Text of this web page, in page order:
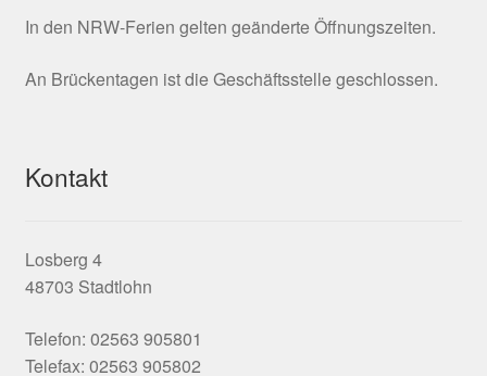
In den NRW-Ferien gelten geänderte Öffnungszeiten.
An Brückentagen ist die Geschäftsstelle geschlossen.
Kontakt
Losberg 4
48703 Stadtlohn
Telefon: 02563 905801
Telefax: 02563 905802